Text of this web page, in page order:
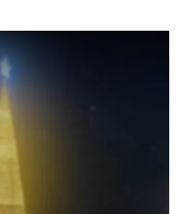
Navidad en los